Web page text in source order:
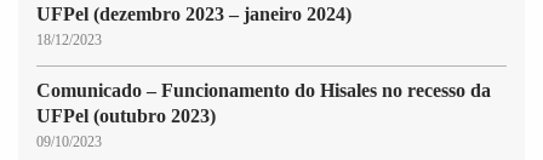
UFPel (dezembro 2023 – janeiro 2024)
18/12/2023
Comunicado – Funcionamento do Hisales no recesso da
UFPel (outubro 2023)
09/10/2023